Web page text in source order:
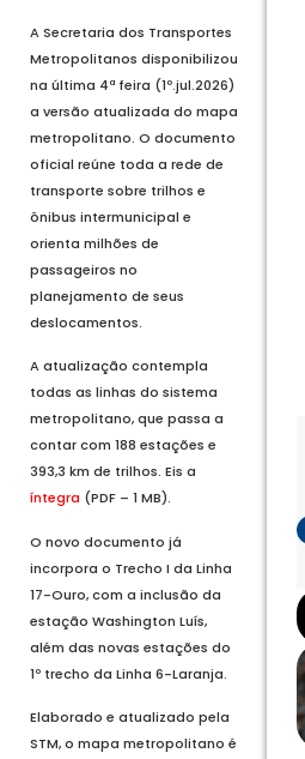
A Secretaria dos Transportes
Metropolitanos disponibilizou
na última 4ª feira (1º.jul.2026)
a versão atualizada do mapa
metropolitano. O documento
oficial reúne toda a rede de
transporte sobre trilhos e
ônibus intermunicipal e
orienta milhões de
passageiros no
planejamento de seus
deslocamentos.
A atualização contempla
todas as linhas do sistema
metropolitano, que passa a
contar com 188 estações e
393,3 km de trilhos. Eis a
íntegra (PDF – 1 MB).
O novo documento já
incorpora o Trecho I da Linha
17-Ouro, com a inclusão da
estação Washington Luís,
além das novas estações do
1º trecho da Linha 6-Laranja.
Elaborado e atualizado pela
STM, o mapa metropolitano é